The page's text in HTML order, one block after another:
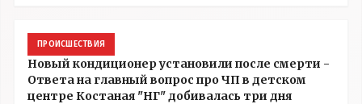
ПРОИСШЕСТВИЯ
Новый кондиционер установили после смерти -
Ответа на главный вопрос про ЧП в детском
центре Костаная "НГ" добивалась три дня